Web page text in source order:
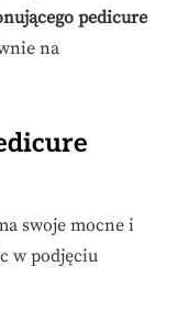
pedicure
na
swoje mocne i
w podjęciu